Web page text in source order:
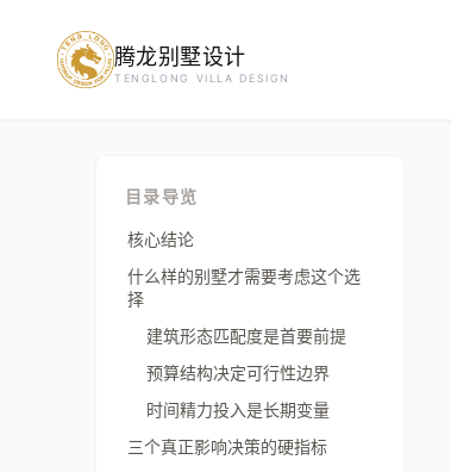
腾龙别墅设计
TENGLONG VILLA DESIGN
目录导览
核心结论
什么样的别墅才需要考虑这个选
择
建筑形态匹配度是首要前提
预算结构决定可行性边界
时间精力投入是长期变量
三个真正影响决策的硬指标
预约设计咨询
房屋面积（㎡）